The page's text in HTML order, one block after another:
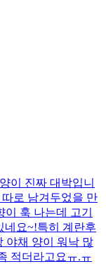
이 진짜 대박입니
로 남겨두었을 만
훅 나는데 고기
네요~!특히 계란후
야채 양이 워낙 많
적더라고요ㅠ.ㅠ